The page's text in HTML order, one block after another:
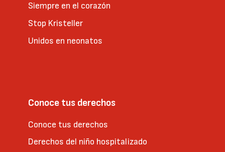
Siempre en el corazón
Stop Kristeller
Unidos en neonatos
Conoce tus derechos
Conoce tus derechos
Derechos del niño hospitalizado